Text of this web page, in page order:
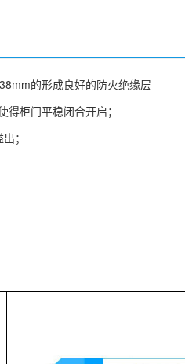
的形成良好的防火绝缘层
柜门平稳闭合开启；
；